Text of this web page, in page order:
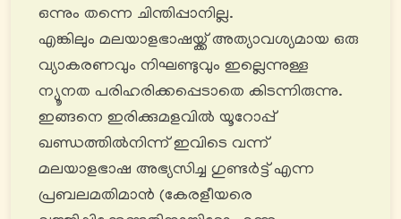
ഒന്നും തന്നെ ചിന്തിപ്പാനില്ല.
എങ്കിലും മലയാളഭാഷയ്ക്ക് അത്യാവശ്യമായ ഒരു
വ്യാകരണവും നിഘണ്ടുവും ഇല്ലെന്നുള്ള
ന്യൂനത പരിഹരിക്കപ്പെടാതെ കിടന്നിരുന്നു.
ഇങ്ങനെ ഇരിക്കുമളവിൽ യൂറോപ്പ്
ഖണ്ഡത്തിൽനിന്ന് ഇവിടെ വന്ന്
മലയാളഭാഷ അഭ്യസിച്ച ഗുണ്ടർട്ട് എന്ന
പ്രബലമതിമാൻ (കേരളീയരെ